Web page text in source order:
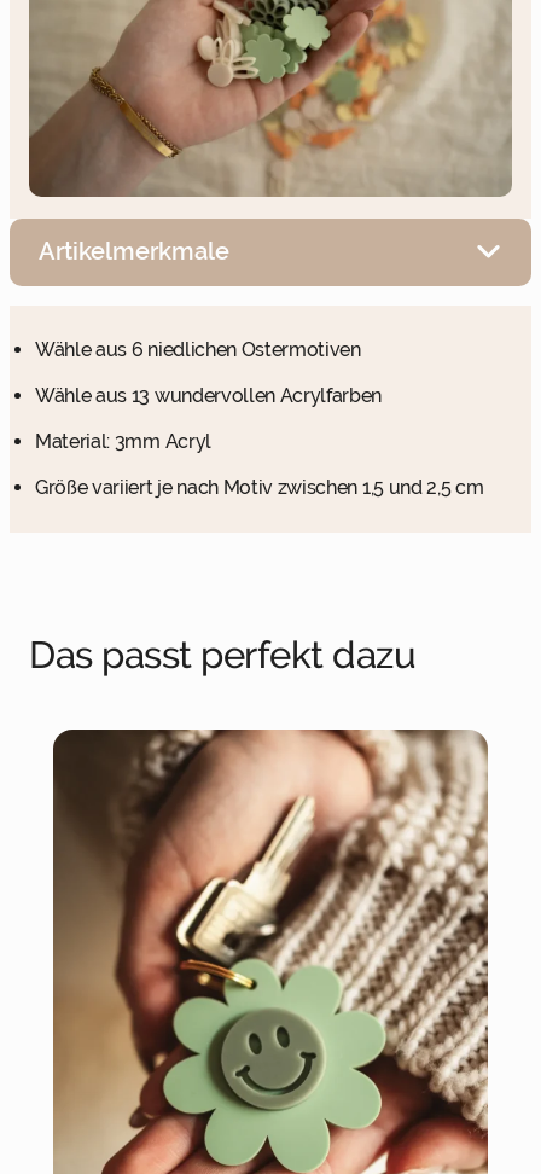
Artikelmerkmale
Wähle aus 6 niedlichen Ostermotiven
Wähle aus 13 wundervollen Acrylfarben
Material: 3mm Acryl
Größe variiert je nach Motiv zwischen 1,5 und 2,5 cm
Das passt perfekt dazu